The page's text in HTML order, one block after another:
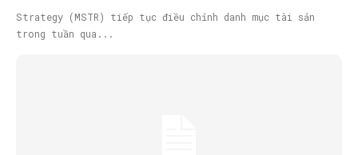
Strategy (MSTR) tiếp tục điều chỉnh danh mục tài sản
trong tuần qua...